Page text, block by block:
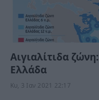
Αιγιαλίτιδα
Ελλάδα
Κυ, 3 Ιαν 2021 22:17